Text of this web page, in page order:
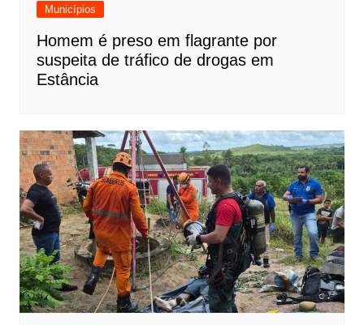
Municípios
Homem é preso em flagrante por
suspeita de tráfico de drogas em
Estância